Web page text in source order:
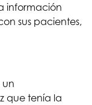
información
sus pacientes,
un
que tenía la